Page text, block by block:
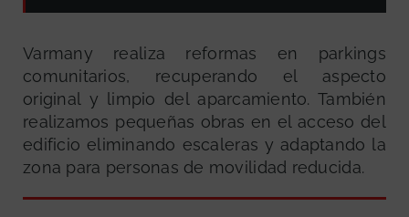
Varmany realiza reformas en parkings
comunitarios, recuperando el aspecto
original y limpio del aparcamiento. También
realizamos pequeñas obras en el acceso del
edificio eliminando escaleras y adaptando la
zona para personas de movilidad reducida.